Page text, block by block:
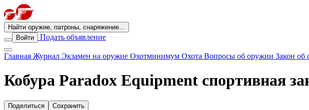
Найти оружие, патроны, снаряжение...
Войти
Подать объявление
Главная Журнал Экзамен на оружие Охотминимум Охота Вопросы об оружии Закон об
Кобура Paradox Equipment спортивная
Поделиться Сохранить